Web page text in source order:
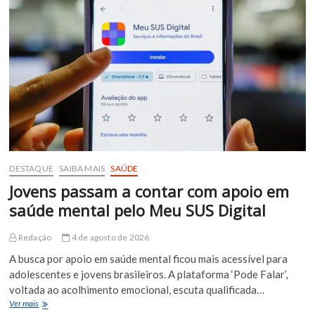
público
oportunidades
em
diversas
áreas
DESTAQUE SAIBA MAIS SAÚDE
Jovens passam a contar com apoio em
saúde mental pelo Meu SUS Digital
Redação 4 de agosto de 2026
A busca por apoio em saúde mental ficou mais acessível para
adolescentes e jovens brasileiros. A plataforma ‘Pode Falar’,
voltada ao acolhimento emocional, escuta qualificada…
Ver maisJovens